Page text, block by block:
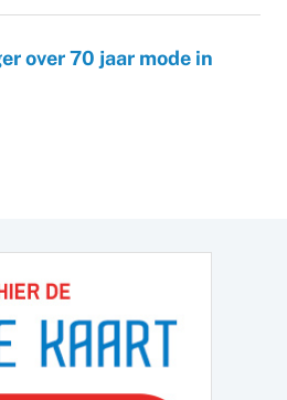
over 70 jaar mode in